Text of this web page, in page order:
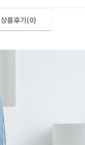
상품후기(0)